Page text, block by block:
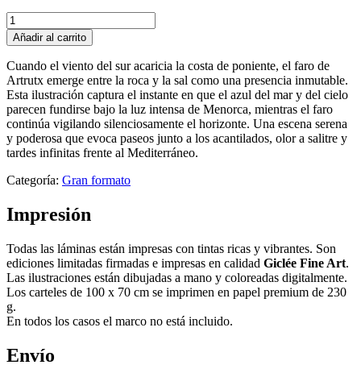
La
luz
de
Artrutx
cantidad
Añadir al carrito
Cuando el viento del sur acaricia la costa de poniente, el faro de
Artrutx emerge entre la roca y la sal como una presencia inmutable.
Esta ilustración captura el instante en que el azul del mar y del cielo
parecen fundirse bajo la luz intensa de Menorca, mientras el faro
continúa vigilando silenciosamente el horizonte. Una escena serena
y poderosa que evoca paseos junto a los acantilados, olor a salitre y
tardes infinitas frente al Mediterráneo.
Categoría: Gran formato
Impresión
Todas las láminas están impresas con tintas ricas y vibrantes. Son
ediciones limitadas firmadas e impresas en calidad Giclée Fine Art.
Las ilustraciones están dibujadas a mano y coloreadas digitalmente.
Los carteles de 100 x 70 cm se imprimen en papel premium de 230
g.
En todos los casos el marco no está incluido.
Envío